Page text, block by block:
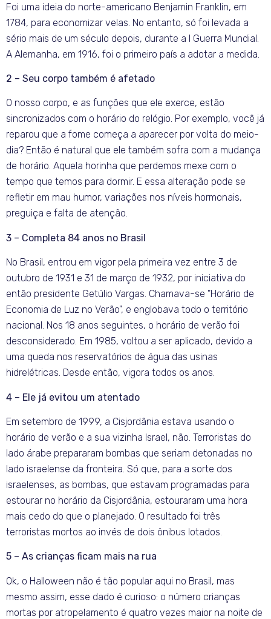
Foi uma ideia do norte-americano Benjamin Franklin, em
1784, para economizar velas. No entanto, só foi levada a
sério mais de um século depois, durante a I Guerra Mundial.
A Alemanha, em 1916, foi o primeiro país a adotar a medida.
2 – Seu corpo também é afetado
O nosso corpo, e as funções que ele exerce, estão
sincronizados com o horário do relógio. Por exemplo, você já
reparou que a fome começa a aparecer por volta do meio-
dia? Então é natural que ele também sofra com a mudança
de horário. Aquela horinha que perdemos mexe com o
tempo que temos para dormir. E essa alteração pode se
refletir em mau humor, variações nos níveis hormonais,
preguiça e falta de atenção.
3 – Completa 84 anos no Brasil
No Brasil, entrou em vigor pela primeira vez entre 3 de
outubro de 1931 e 31 de março de 1932, por iniciativa do
então presidente Getúlio Vargas. Chamava-se "Horário de
Economia de Luz no Verão", e englobava todo o território
nacional. Nos 18 anos seguintes, o horário de verão foi
desconsiderado. Em 1985, voltou a ser aplicado, devido a
uma queda nos reservatórios de água das usinas
hidrelétricas. Desde então, vigora todos os anos.
4 – Ele já evitou um atentado
Em setembro de 1999, a Cisjordânia estava usando o
horário de verão e a sua vizinha Israel, não. Terroristas do
lado árabe prepararam bombas que seriam detonadas no
lado israelense da fronteira. Só que, para a sorte dos
israelenses, as bombas, que estavam programadas para
estourar no horário da Cisjordânia, estouraram uma hora
mais cedo do que o planejado. O resultado foi três
terroristas mortos ao invés de dois ônibus lotados.
5 – As crianças ficam mais na rua
Ok, o Halloween não é tão popular aqui no Brasil, mas
mesmo assim, esse dado é curioso: o número crianças
mortas por atropelamento é quatro vezes maior na noite de